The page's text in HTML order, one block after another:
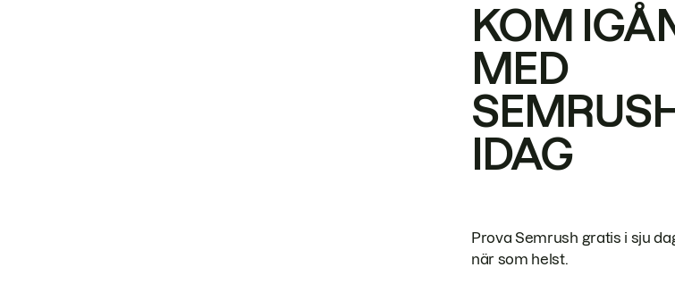
KOM
MED
IDAG
Prova Semrush gratis i sju
när som helst.